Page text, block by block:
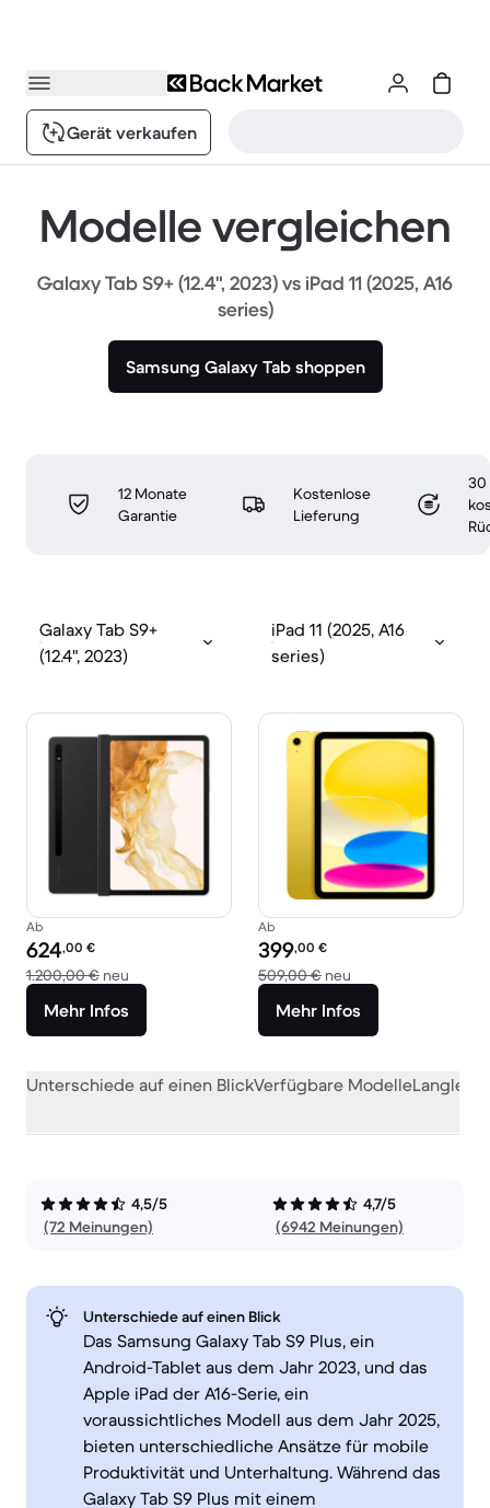
Gerät verkaufen
Modelle vergleichen
Galaxy Tab S9+ (12.4", 2023) vs iPad 11 (2025, A16
series)
Samsung Galaxy Tab shoppen
12 Monate
Garantie
Kostenlose
Lieferung
30
Galaxy Tab S9+
(12.4", 2023)
iPad 11 (2025, A16
series)
Ab
Preis des erneuerten Produkts:
624,00 €
1.200,00 € neu Im Vergleich zum Neupreis von 1.200,00 €
Mehr Infos
Ab
Preis des erneuerten Produkts:
399,00 €
509,00 € neu
Mehr Infos
Unterschiede auf einen BlickVerfügbare Modelle
4,5/5
(72 Meinungen)
4,7/5
(6942 Meinungen)
Unterschiede auf einen Blick
Das Samsung Galaxy Tab S9 Plus, ein
Android-Tablet aus dem Jahr 2023, und das
Apple iPad der A16-Serie, ein
voraussichtliches Modell aus dem Jahr 2025,
bieten unterschiedliche Ansätze für mobile
Produktivität und Unterhaltung. Während das
Galaxy Tab S9 Plus mit einem